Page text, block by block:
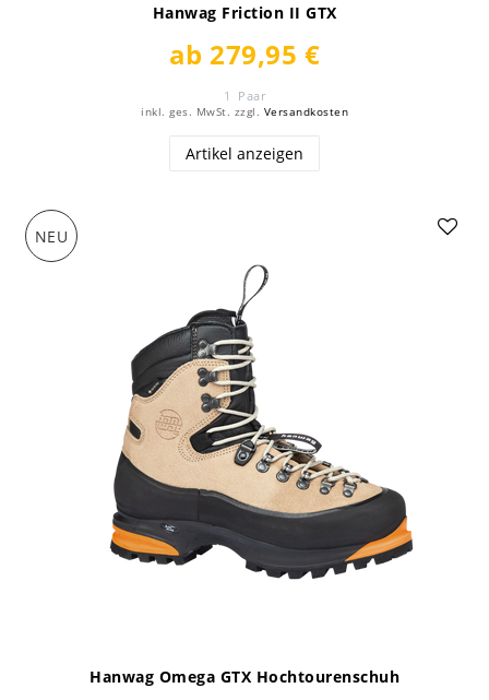
Hanwag Friction II GTX
ab 279,95 €
1 Paar
inkl. ges. MwSt. zzgl. Versandkosten
Artikel anzeigen
NEU
Hanwag Omega GTX Hochtourenschuh